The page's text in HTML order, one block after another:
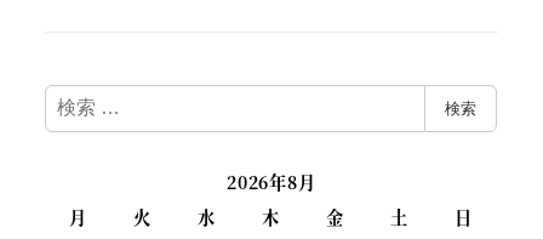
検
索
検索
2026年8月
月
火 水 木 金 土
日